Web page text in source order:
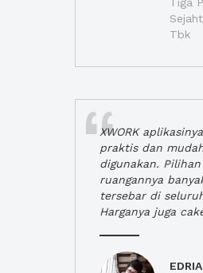
Tbk
XWORK
praktis dan
digunakan. Pilihan
ruangannya
tersebar di
Harganya juga
EDRIA